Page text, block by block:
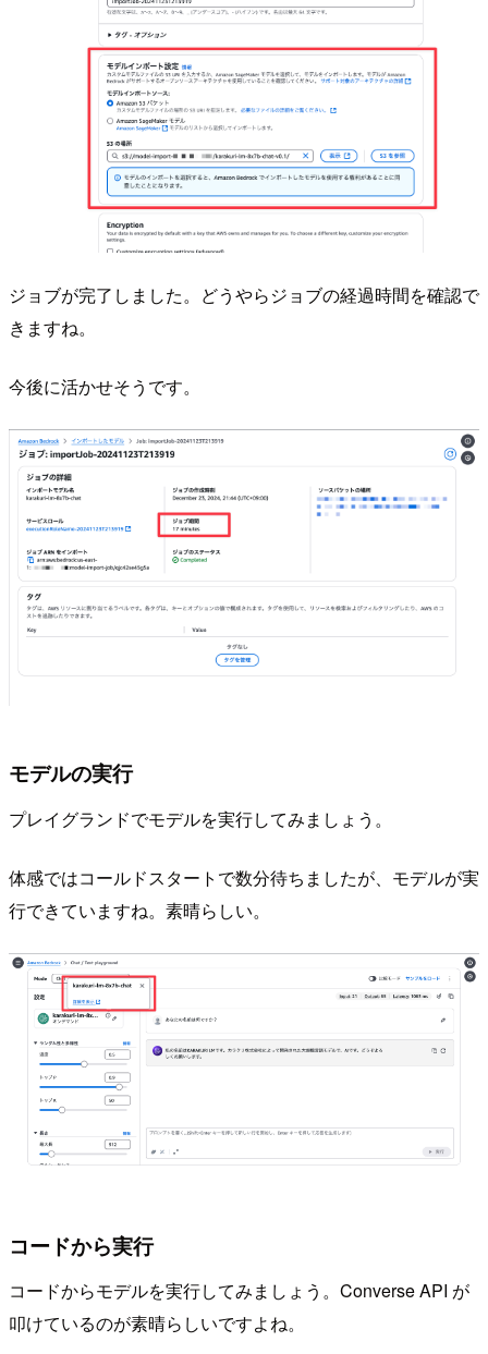
ジョブが完了しました。どうやらジョブの経過時間を確認で
きますね。
今後に活かせそうです。
モデルの実行
プレイグランドでモデルを実行してみましょう。
体感ではコールドスタートで数分待ちましたが、モデルが実
行できていますね。素晴らしい。
コードから実行
コードからモデルを実行してみましょう。Converse API が
叩けているのが素晴らしいですよね。